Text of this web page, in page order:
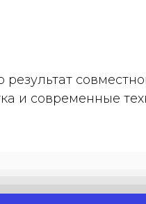
и современные